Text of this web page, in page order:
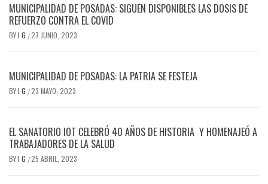
MUNICIPALIDAD DE POSADAS: SIGUEN DISPONIBLES LAS DOSIS DE
REFUERZO CONTRA EL COVID
BYI G /27 JUNIO, 2023
MUNICIPALIDAD DE POSADAS: LA PATRIA SE FESTEJA
BYI G /23 MAYO, 2023
EL SANATORIO IOT CELEBRÓ 40 AÑOS DE HISTORIA Y HOMENAJEÓ A
TRABAJADORES DE LA SALUD
BYI G /25 ABRIL, 2023